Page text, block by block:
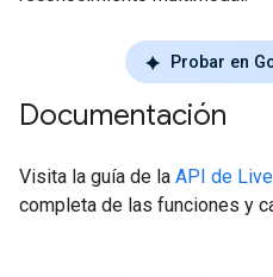
Probar en
Documentación
Visita la guía de la API de Live
completa de las funciones y